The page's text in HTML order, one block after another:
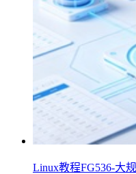
Linux教程FG536-大